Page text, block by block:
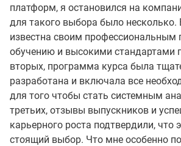
платформ, я остановился на
для такого выбора было несколько.
известна своим профессиональным
обучению и высокими стандартами
вторых, программа курса была
разработана и включала все
для того чтобы стать системным
третьих, отзывы выпускников и
карьерного роста подтвердили, что
стоящий выбор. Что мне особенно